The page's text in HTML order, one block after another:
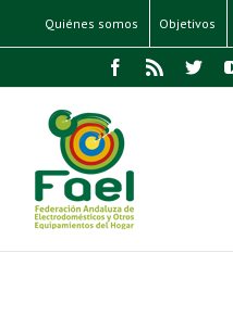
Quiénes somos Objetivos